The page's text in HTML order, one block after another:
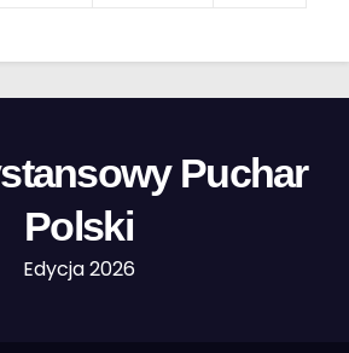
Puchar
Polski
Edycja 2026